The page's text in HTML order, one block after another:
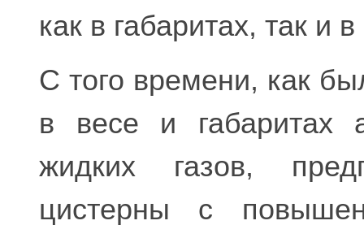
как в габаритах, так и
С того времени, как
в весе и габаритах
жидких газов,
цистерны с